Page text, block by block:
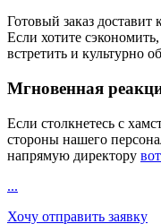
Готовый заказ доставит
Если хотите
встретить и культурно
Мгновенная
Если столкнетесь с
стороны нашего
напрямую директору
...
Хочу отправить заявку